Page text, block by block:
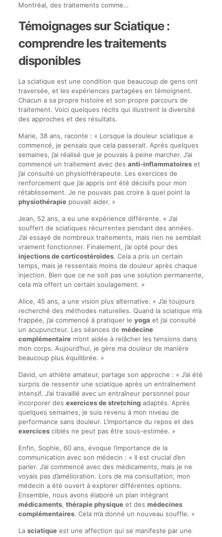
Montréal, des traitements comme…
Témoignages sur Sciatique :
comprendre les traitements
disponibles
La sciatique est une condition que beaucoup de gens ont
traversée, et les expériences partagées en témoignent.
Chacun a sa propre histoire et son propre parcours de
traitement. Voici quelques récits qui illustrent la diversité
des approches et des résultats.
Marie, 38 ans, raconte : « Lorsque la douleur sciatique a
commencé, je pensais que cela passerait. Après quelques
semaines, j’ai réalisé que je pouvais à peine marcher. J’ai
commencé un traitement avec des anti-inflammatoireset
j’ai consulté un physiothérapeute. Les exercices de
renforcement que j’ai appris ont été décisifs pour mon
rétablissement. Je ne pouvais pas croire à quel point la
physiothérapiepouvait aider. »
Jean, 52 ans, a eu une expérience différente. « J’ai
souffert de sciatiques récurrentes pendant des années.
J’ai essayé de nombreux traitements, mais rien ne semblait
vraiment fonctionner. Finalement, j’ai opté pour des
injections de corticostéroïdes. Cela a pris un certain
temps, mais je ressentais moins de douleur après chaque
injection. Bien que ce ne soit pas une solution permanente,
cela m’a offert un certain soulagement. »
Alice, 45 ans, a une vision plus alternative. « J’ai toujours
recherché des méthodes naturelles. Quand la sciatique m’a
frappée, j’ai commencé à pratiquer le yoga et j’ai consulté
un acupuncteur. Les séances de médecine
complémentairem’ont aidée à relâcher les tensions dans
mon corps. Aujourd’hui, je gère ma douleur de manière
beaucoup plus équilibrée. »
David, un athlète amateur, partage son approche : « J’ai été
surpris de ressentir une sciatique après un entraînement
intensif. J’ai travaillé avec un entraîneur personnel pour
incorporer des exercices de stretchingadaptés. Après
quelques semaines, je suis revenu à mon niveau de
performance sans douleur. L’importance du repos et des
exercicesciblés ne peut pas être sous-estimée. »
Enfin, Sophie, 60 ans, évoque l’importance de la
communication avec son médecin : « Il est crucial d’en
parler. J’ai commencé avec des médicaments, mais je ne
voyais pas d’amélioration. Lors de ma consultation, mon
médecin a été ouvert à explorer différentes options.
Ensemble, nous avons élaboré un plan intégrant
médicaments, thérapie physiqueet des médecines
complémentaires. Cela m’a donné un nouveau souffle. »
La sciatiqueest une affection qui se manifeste par une